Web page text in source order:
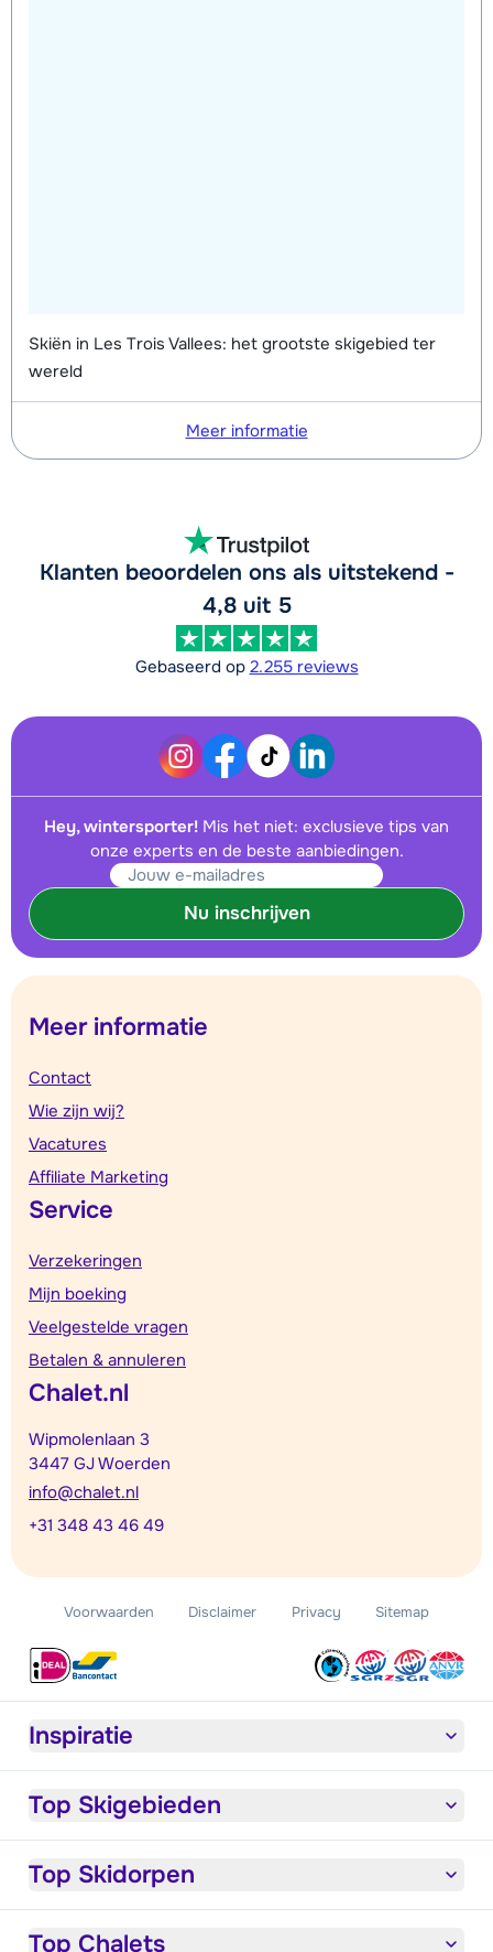
Skiën in Les Trois Vallees: het grootste skigebied ter
wereld
Meer informatie
Klanten beoordelen ons als uitstekend -
4,8 uit 5
Gebaseerd op 2.255 reviews
Hey, wintersporter! Mis het niet: exclusieve tips van
onze experts en de beste aanbiedingen.
Nu inschrijven
Meer informatie
Contact
Wie zijn wij?
Vacatures
Affiliate Marketing
Service
Verzekeringen
Mijn boeking
Veelgestelde vragen
Betalen & annuleren
Chalet.nl
Wipmolenlaan 3
3447 GJ Woerden
info@chalet.nl
+31 348 43 46 49
Voorwaarden Disclaimer Privacy Sitemap
Inspiratie
Top Skigebieden
Top Skidorpen
Top Chalets